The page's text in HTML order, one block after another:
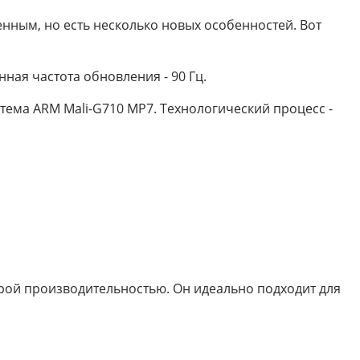
но есть несколько новых особенностей. Вот
частота обновления - 90 Гц.
ARM Mali-G710 MP7. Технологический процесс -
производительностью. Он идеально подходит для